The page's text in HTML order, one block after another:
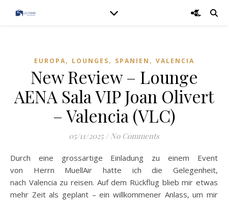
EUROPA, LOUNGES, SPANIEN , VALENCIA
New Review – Lounge
AENA Sala VIP Joan Olivert
– Valencia (VLC)
05/11/2025 / No Comments
Durch eine grossartige Einladung zu einem Event
von Herrn MuellAir hatte ich die Gelegenheit,
nach Valencia zu reisen. Auf dem Rückflug blieb mir etwas
mehr Zeit als geplant – ein willkommener Anlass, um mir